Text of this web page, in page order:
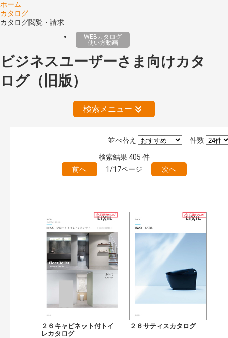
ホーム
カタログ
カタログ閲覧・請求
WEBカタログ
使い方動画
ビジネスユーザーさま向けカタ
ログ（旧版）
検索メニュー
絞り込みの解除
キーワード検索（あいまい）
目次も検索
おすすめハッシュタグ
カテゴリー
窓・シャッター（791）
玄関ドア・引戸（481）
インテリア建材（377）
インテリアファブリック（15）
エクステリア（889）
タイル建材（97）
水まわり（47）
キッチン（446）
浴室（554）
件数
並べ替え
検索結果 405 件
前へ
1/17ページ 次へ
２６キャビネット付トイ
レカタログ
２６サティスカタログ